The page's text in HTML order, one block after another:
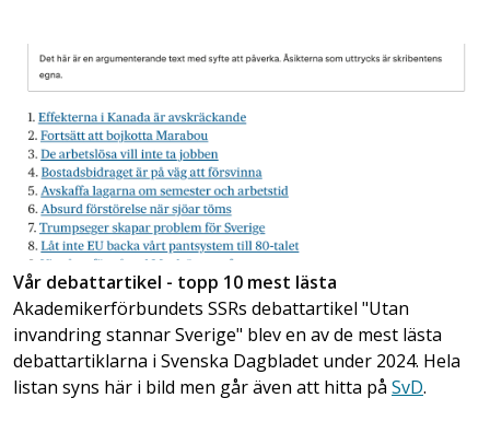
Vår debattartikel - topp 10 mest lästa
Akademikerförbundets SSRs debattartikel "Utan
invandring stannar Sverige" blev en av de mest lästa
debattartiklarna i Svenska Dagbladet under 2024. Hela
listan syns här i bild men går även att hitta på SvD.